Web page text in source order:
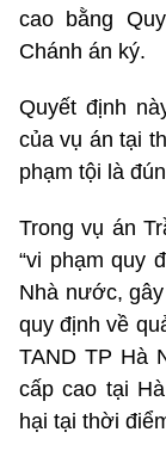
cao bằng
Chánh án ký.
Quyết định
của vụ án tại
phạm tội là
Trong vụ án
“vi phạm quy
Nhà nước,
quy định về
TAND TP Hà
cấp cao tại
hại tại thời